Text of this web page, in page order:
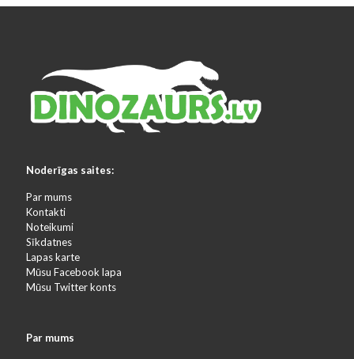
Noderīgas saites:
Par mums
Kontakti
Noteikumi
Sīkdatnes
Lapas karte
Mūsu Facebook lapa
Mūsu Twitter konts
Par mums